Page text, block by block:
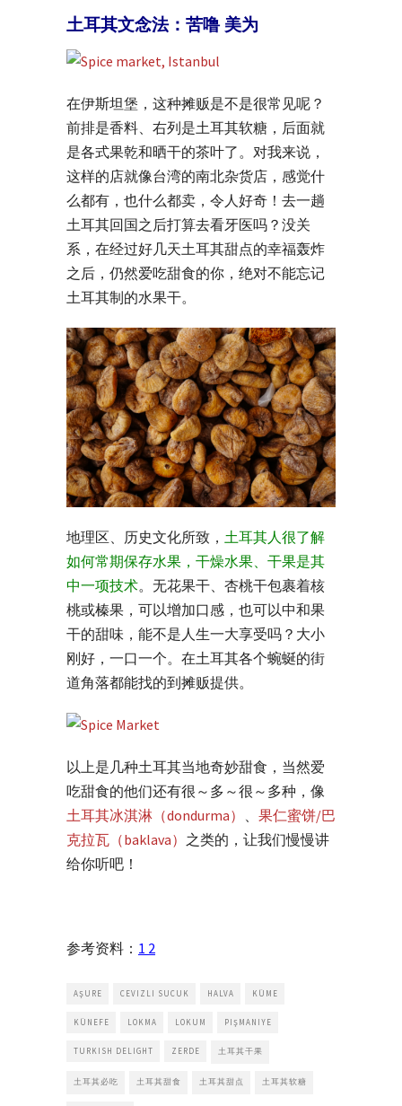
土耳其文念法：苦噜 美为
在伊斯坦堡，这种摊贩是不是很常见呢？
前排是香料、右列是土耳其软糖，后面就
是各式果乾和晒干的茶叶了。对我来说，
这样的店就像台湾的南北杂货店，感觉什
么都有，也什么都卖，令人好奇！去一趟
土耳其回国之后打算去看牙医吗？没关
系，在经过好几天土耳其甜点的幸福轰炸
之后，仍然爱吃甜食的你，绝对不能忘记
土耳其制的水果干。
地理区、历史文化所致， 土耳其人很了解
如何常期保存水果，干燥水果、干果是其
中一项技术。无花果干、杏桃干包裹着核
桃或榛果，可以增加口感，也可以中和果
干的甜味，能不是人生一大享受吗？大小
刚好，一口一个。在土耳其各个蜿蜒的街
道角落都能找的到摊贩提供。
以上是几种土耳其当地奇妙甜食，当然爱
吃甜食的他们还有很～多～很～多种，像
土耳其冰淇淋（dondurma） 、 果仁蜜饼/巴
克拉瓦（baklava） 之类的，让我们慢慢讲
给你听吧！
参考资料： 1 2
AŞURE CEVIZLI SUCUK HALVA KÜME
KÜNEFE LOKMA LOKUM PIŞMANIYE
TURKISH DELIGHT ZERDE 土耳其干果
土耳其必吃 土耳其甜食 土耳其甜点 土耳其软糖